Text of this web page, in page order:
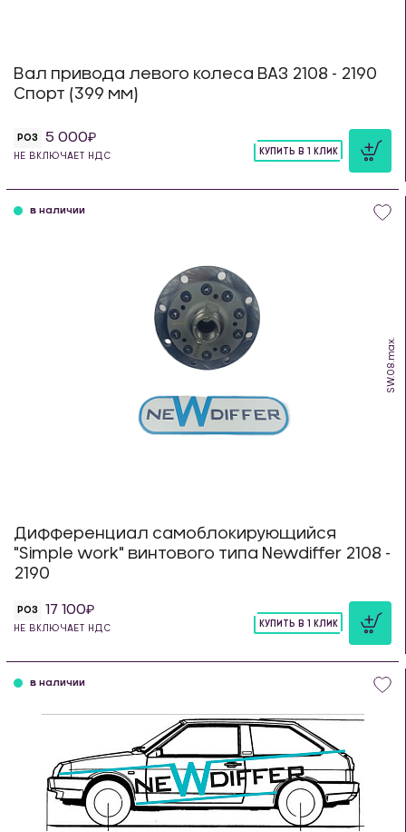
Вал привода левого колеса ВАЗ 2108 - 2190
Спорт (399 мм)
РОЗ 5 000
НЕ ВКЛЮЧАЕТ НДС
КУПИТЬ В 1 КЛИК
SW.08.max.
в наличии
Дифференциал самоблокирующийся
"Simple work" винтового типа Newdiffer 2108 -
2190
РОЗ 17 100
НЕ ВКЛЮЧАЕТ НДС
КУПИТЬ В 1 КЛИК
в наличии